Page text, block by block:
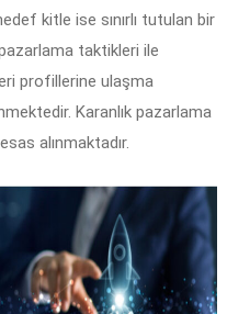
kitle ise sınırlı tutulan bir
taktikleri ile
profillerine ulaşma
Karanlık pazarlama
alınmaktadır.